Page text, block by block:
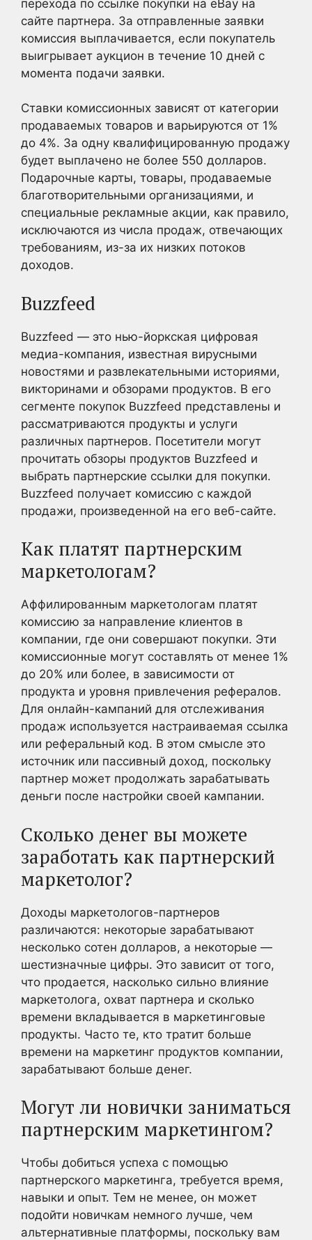
перехода по ссылке покупки на eBay на
сайте партнера. За отправленные заявки
комиссия выплачивается, если покупатель
выигрывает аукцион в течение 10 дней с
момента подачи заявки.
Ставки комиссионных зависят от категории
продаваемых товаров и варьируются от 1%
до 4%. За одну квалифицированную продажу
будет выплачено не более 550 долларов.
Подарочные карты, товары, продаваемые
благотворительными организациями, и
специальные рекламные акции, как правило,
исключаются из числа продаж, отвечающих
требованиям, из-за их низких потоков
доходов.
Buzzfeed
Buzzfeed — это нью-йоркская цифровая
медиа-компания, известная вирусными
новостями и развлекательными историями,
викторинами и обзорами продуктов. В его
сегменте покупок Buzzfeed представлены и
рассматриваются продукты и услуги
различных партнеров. Посетители могут
прочитать обзоры продуктов Buzzfeed и
выбрать партнерские ссылки для покупки.
Buzzfeed получает комиссию с каждой
продажи, произведенной на его веб-сайте.
Как платят партнерским
маркетологам?
Аффилированным маркетологам платят
комиссию за направление клиентов в
компании, где они совершают покупки. Эти
комиссионные могут составлять от менее 1%
до 20% или более, в зависимости от
продукта и уровня привлечения рефералов.
Для онлайн-кампаний для отслеживания
продаж используется настраиваемая ссылка
или реферальный код. В этом смысле это
источник или пассивный доход, поскольку
партнер может продолжать зарабатывать
деньги после настройки своей кампании.
Сколько денег вы можете
заработать как партнерский
маркетолог?
Доходы маркетологов-партнеров
различаются: некоторые зарабатывают
несколько сотен долларов, а некоторые —
шестизначные цифры. Это зависит от того,
что продается, насколько сильно влияние
маркетолога, охват партнера и сколько
времени вкладывается в маркетинговые
продукты. Часто те, кто тратит больше
времени на маркетинг продуктов компании,
зарабатывают больше денег.
Могут ли новички заниматься
партнерским маркетингом?
Чтобы добиться успеха с помощью
партнерского маркетинга, требуется время,
навыки и опыт. Тем не менее, он может
подойти новичкам немного лучше, чем
альтернативные платформы, поскольку вам